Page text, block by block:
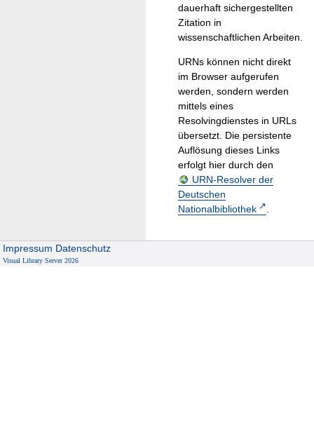
dauerhaft sichergestellten
Zitation in
wissenschaftlichen Arbeiten.
URNs können nicht direkt
im Browser aufgerufen
werden, sondern werden
mittels eines
Resolvingdienstes in URLs
übersetzt. Die persistente
Auflösung dieses Links
erfolgt hier durch den
URN-Resolver der
Deutschen
Nationalbibliothek
.
Impressum Datenschutz
Visual Library Server 2026